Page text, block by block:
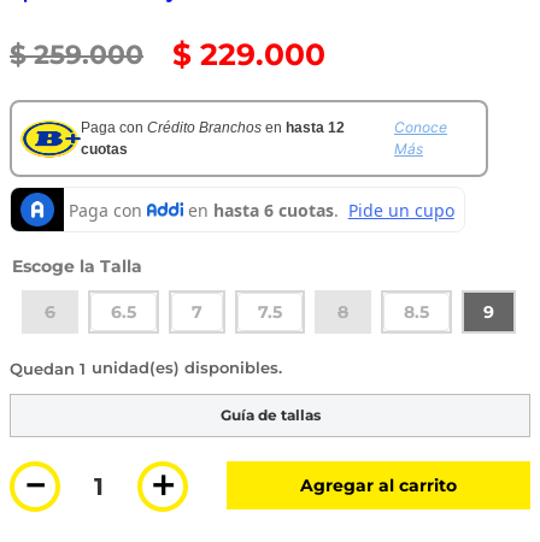
$ 259.000 $ 229.000
Paga con Crédito Branchos en hasta 12
cuotas
Conoce
Más
Talla
6 6.5 7 7.5 8 8.5 9
1 disponible
Guía de tallas
＋
－ Agregar al carrito